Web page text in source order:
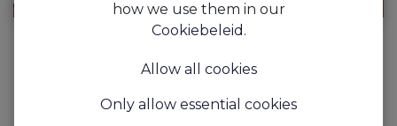
reeks rapporten aan die gerelateerd zijn aan werknemers,
contracten en planningen. Deze rapporten omvatten
how we use them in our
Cookiebeleid .
Allow all cookies
Only allow essential cookies